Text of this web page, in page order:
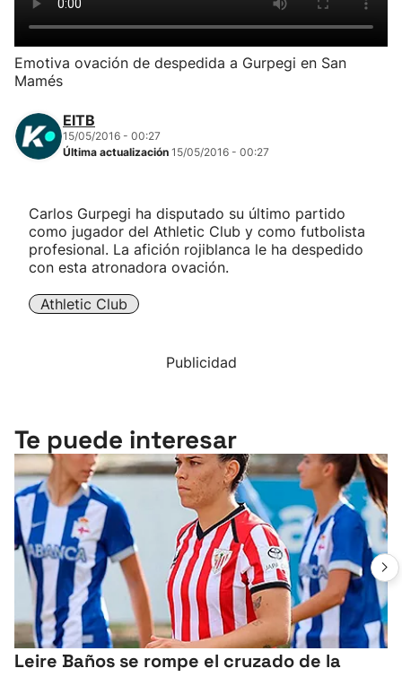
Kirolak 360
Atletismo
Más deportes
Emotiva ovación de despedida a Gurpegi en San
Mamés
EITB
15/05/2016 - 00:27
Última actualización 15/05/2016 - 00:27
Carlos Gurpegi ha disputado su último partido
como jugador del Athletic Club y como futbolista
profesional. La afición rojiblanca le ha despedido
con esta atronadora ovación.
Athletic Club
Publicidad
Te puede interesar
Leire Baños se rompe el cruzado de la